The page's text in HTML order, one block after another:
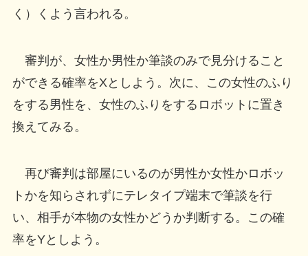
く）くよう言われる。
審判が、女性か男性か筆談のみで見分けること
ができる確率をXとしよう。次に、この女性のふり
をする男性を、女性のふりをするロボットに置き
換えてみる。
再び審判は部屋にいるのが男性か女性かロボッ
トかを知らされずにテレタイプ端末で筆談を行
い、相手が本物の女性かどうか判断する。この確
率をYとしよう。